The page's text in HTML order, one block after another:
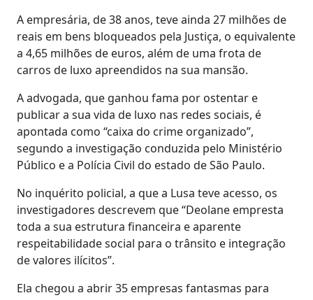
A empresária, de 38 anos, teve ainda 27 milhões de
reais em bens bloqueados pela Justiça, o equivalente
a 4,65 milhões de euros, além de uma frota de
carros de luxo apreendidos na sua mansão.
A advogada, que ganhou fama por ostentar e
publicar a sua vida de luxo nas redes sociais, é
apontada como “caixa do crime organizado”,
segundo a investigação conduzida pelo Ministério
Público e a Polícia Civil do estado de São Paulo.
No inquérito policial, a que a Lusa teve acesso, os
investigadores descrevem que “Deolane empresta
toda a sua estrutura financeira e aparente
respeitabilidade social para o trânsito e integração
de valores ilícitos”.
Ela chegou a abrir 35 empresas fantasmas para